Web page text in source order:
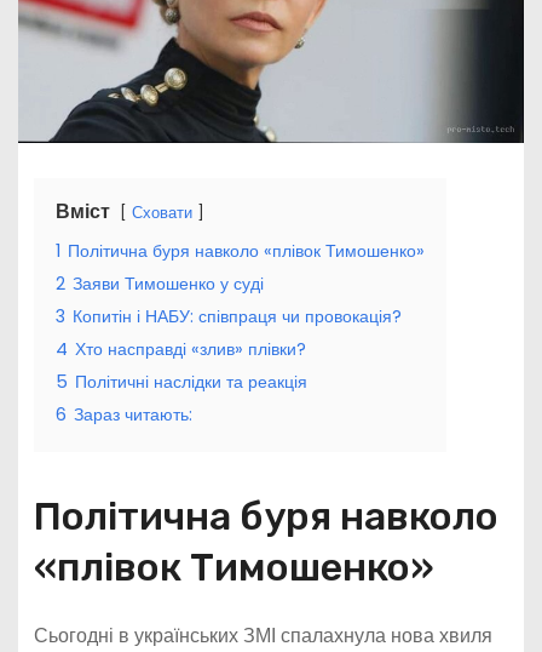
Вміст Сховати
1 Політична буря навколо «плівок Тимошенко»
2 Заяви Тимошенко у суді
3 Копитін і НАБУ: співпраця чи провокація?
4 Хто насправді «злив» плівки?
5 Політичні наслідки та реакція
6 Зараз читають:
Політична буря навколо
«плівок Тимошенко»
Сьогодні в українських ЗМІ спалахнула нова хвиля